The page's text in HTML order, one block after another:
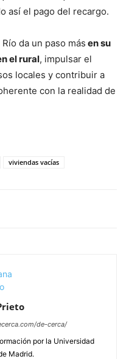
así el pago del recargo.
da un paso más en su
el rural, impulsar el
locales y contribuir a
con la realidad de
viviendas vacías
de-cerca/
por la Universidad
Madrid.